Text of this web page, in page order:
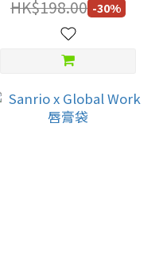
HK$198.00 -30%